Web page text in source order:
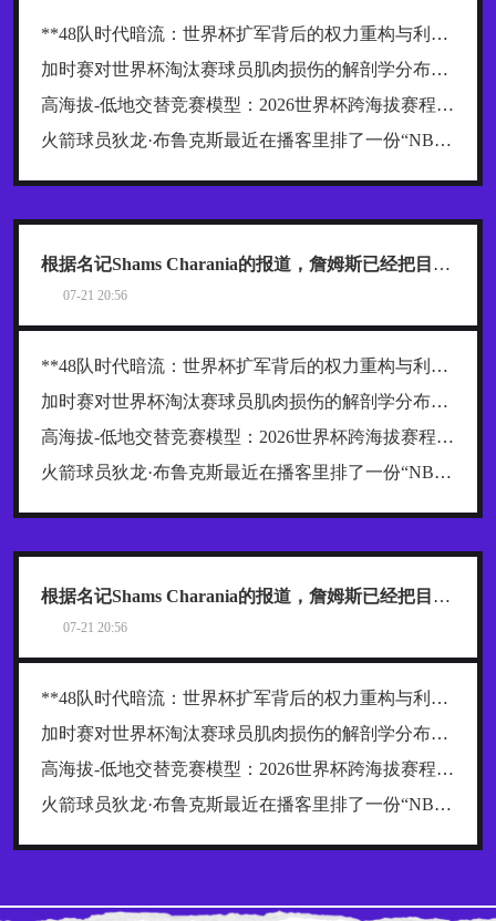
**48队时代暗流：世界杯扩军背后的权力重构与利益争夺战**
加时赛对世界杯淘汰赛球员肌肉损伤的解剖学分布规律及关键诱因探究
高海拔-低地交替竞赛模型：2026世界杯跨海拔赛程的生理极限阈值与恢复窗口分析
火箭球员狄龙·布鲁克斯最近在播客里排了一份“NBA五大抱怨大王”榜单，名单一出来，球迷就炸了
根据名记Shams Charania的报道，詹姆斯已经把目标范围缩小到了热火、骑士和76人这三支东部球队
07-21 20:56
**48队时代暗流：世界杯扩军背后的权力重构与利益争夺战**
加时赛对世界杯淘汰赛球员肌肉损伤的解剖学分布规律及关键诱因探究
高海拔-低地交替竞赛模型：2026世界杯跨海拔赛程的生理极限阈值与恢复窗口分析
火箭球员狄龙·布鲁克斯最近在播客里排了一份“NBA五大抱怨大王”榜单，名单一出来，球迷就炸了
根据名记Shams Charania的报道，詹姆斯已经把目标范围缩小到了热火、骑士和76人这三支东部球队
07-21 20:56
**48队时代暗流：世界杯扩军背后的权力重构与利益争夺战**
加时赛对世界杯淘汰赛球员肌肉损伤的解剖学分布规律及关键诱因探究
高海拔-低地交替竞赛模型：2026世界杯跨海拔赛程的生理极限阈值与恢复窗口分析
火箭球员狄龙·布鲁克斯最近在播客里排了一份“NBA五大抱怨大王”榜单，名单一出来，球迷就炸了